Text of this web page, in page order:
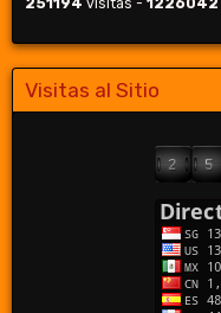
251194 visitas - 1226042
Visitas al Sitio